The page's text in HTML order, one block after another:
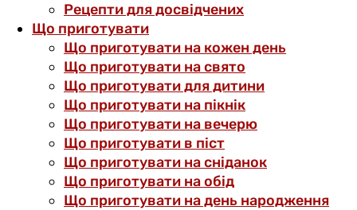
Рецепти для досвідчених
Що приготувати
Що приготувати на кожен день
Що приготувати на свято
Що приготувати для дитини
Що приготувати на пікнік
Що приготувати на вечерю
Що приготувати в піст
Що приготувати на сніданок
Що приготувати на обід
Що приготувати на день народження